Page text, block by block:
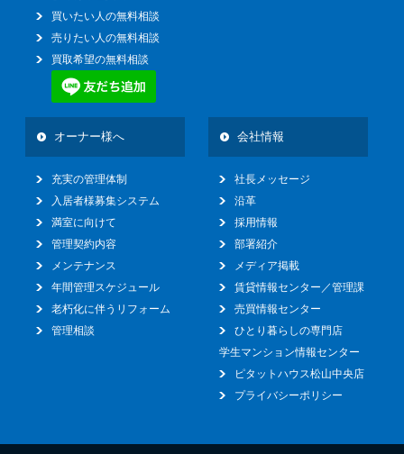
買いたい人の無料相談
売りたい人の無料相談
買取希望の無料相談
オーナー様へ
充実の管理体制
入居者様募集システム
満室に向けて
管理契約内容
メンテナンス
年間管理スケジュール
老朽化に伴うリフォーム
管理相談
会社情報
社長メッセージ
沿革
採用情報
部署紹介
メディア掲載
賃貸情報センター／管理課
売買情報センター
ひとり暮らしの専門店
学生マンション情報センター
ピタットハウス松山中央店
プライバシーポリシー